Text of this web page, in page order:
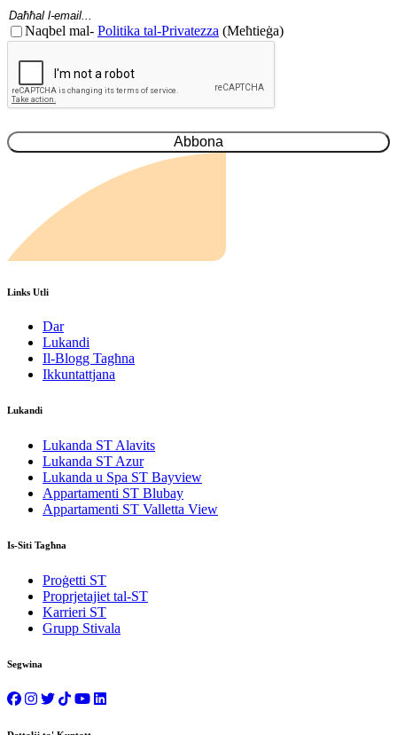
Email
(Meħtieġa)
Kunsens
(Meħtieġ)
Naqbel mal- Politika tal-Privatezza (Meħtieġa)
CAPTCHA
Links Utli
Dar
Lukandi
Il-Blogg Tagħna
Ikkuntattjana
Lukandi
Lukanda ST Alavits
Lukanda ST Azur
Lukanda u Spa ST Bayview
Appartamenti ST Blubay
Appartamenti ST Valletta View
Is-Siti Tagħna
Proġetti ST
Proprjetajiet tal-ST
Karrieri ST
Grupp Stivala
Segwina